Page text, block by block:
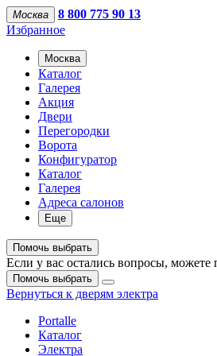
Москва
8 800 775 90 13
Избранное
Москва
Каталог
Галерея
Акция
Двери
Перегородки
Ворота
Конфигуратор
Каталог
Галерея
Адреса салонов
Еще
Помочь выбрать
Если у вас остались вопросы, можете
Помочь выбрать
Вернуться к дверям электра
Portalle
Каталог
Электра